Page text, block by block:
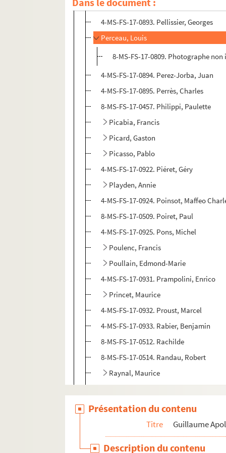
4-MS-FS-17-0892. Pellerin, Jean
4-MS-FS-17-0893. Pellissier, Georges
Perceau, Louis
8-MS-FS-17-0809. Photographe
4-MS-FS-17-0894. Perez-Jorba, Juan
4-MS-FS-17-0895. Perrès, Charles
8-MS-FS-17-0457. Philippi, Paulette
Picabia, Francis
Picard, Gaston
Picasso, Pablo
4-MS-FS-17-0922. Piéret, Géry
Playden, Annie
4-MS-FS-17-0924. Poinsot, Maffeo
8-MS-FS-17-0509. Poiret, Paul
4-MS-FS-17-0925. Pons, Michel
Poulenc, Francis
Poullain, Edmond-Marie
4-MS-FS-17-0931. Prampolini, Enrico
Princet, Maurice
4-MS-FS-17-0932. Proust, Marcel
4-MS-FS-17-0933. Rabier, Benjamin
8-MS-FS-17-0512. Rachilde
8-MS-FS-17-0514. Randau, Robert
Raynal, Maurice
8-MS-FS-17-0516. Reboux, Paul
Reeves, Harrison
4-MS-FS-17-0938. Régismanset, Charles
Présentation du contenu
Titre Guillaume
Description du contenu